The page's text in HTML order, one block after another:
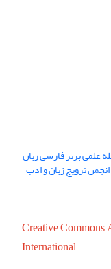
علمی برتر فارسی زبان
انجمن ترویج زبان و ادب
Creative
International